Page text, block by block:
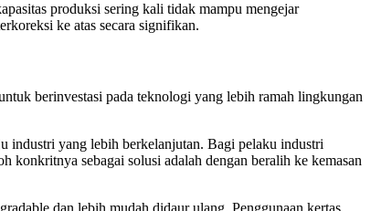
produksi sering kali tidak mampu mengejar
ke atas secara signifikan.
berinvestasi pada teknologi yang lebih ramah lingkungan
industri yang lebih berkelanjutan. Bagi pelaku industri
konkritnya sebagai solusi adalah dengan beralih ke kemasan
dan lebih mudah didaur ulang. Penggunaan kertas